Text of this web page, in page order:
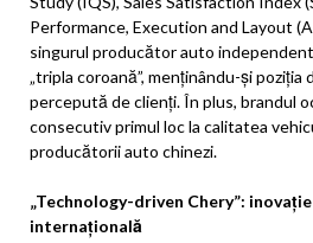
Performance, Execution and Layout
singurul producător auto
„tripla coroană”, menținându-și
percepută de clienți. În plus, brandul
consecutiv primul loc la calitatea
producătorii auto chinezi.
„Technology-driven Chery”:
internațională